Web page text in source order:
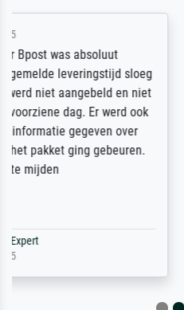
Sehr gute Qualität
des Rahmens! Unser
sorgfältig und sicher
unbeschadet bei uns
unser letzter
Dank!